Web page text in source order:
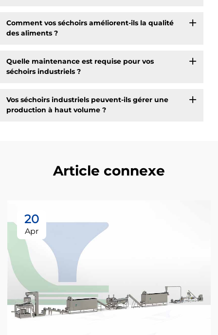
Comment vos séchoirs améliorent-ils la qualité
des aliments ?
Quelle maintenance est requise pour vos
séchoirs industriels ?
Vos séchoirs industriels peuvent-ils gérer une
production à haut volume ?
Article connexe
20
Apr